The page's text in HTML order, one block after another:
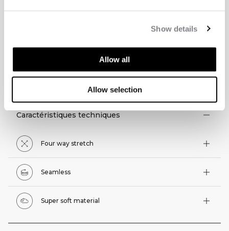
Show details
Allow all
Allow selection
ASPECTS TECHNIQUES
Caractéristiques techniques
Four way stretch
Seamless
Super soft material